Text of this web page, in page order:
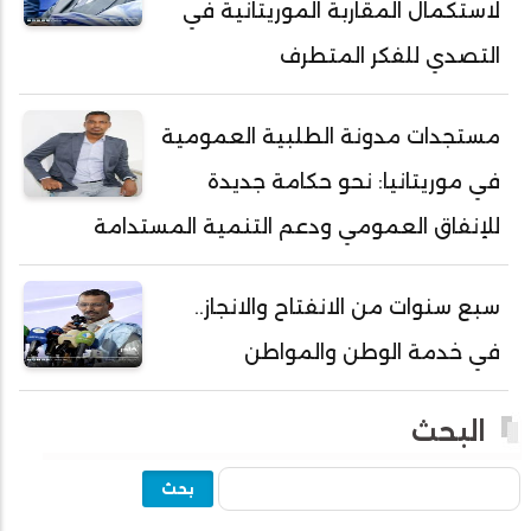
أحمد ولد علال
أحمد ولد محمد ديدي
أحمد ولد محمدو
أحمد ولد نافع
أحمد ولد يحيى
أحمدا كلي
أحمدسالم ولد العربي
أحمدنا ولد سيد أب
أحمدو ولد أبوه
أحمدو ولد أحمدو
أحمدو ولد أدي ولد محمد الراظي
أحمدو ولد اخطيره
لاستكمال المقاربة الموريتانية في
التصدي للفكر المتطرف
مستجدات مدونة الطلبية العمومية
في موريتانيا: نحو حكامة جديدة
للإنفاق العمومي ودعم التنمية المستدامة
سبع سنوات من الانفتاح والانجاز..
في خدمة الوطن والمواطن
البحث
بحث